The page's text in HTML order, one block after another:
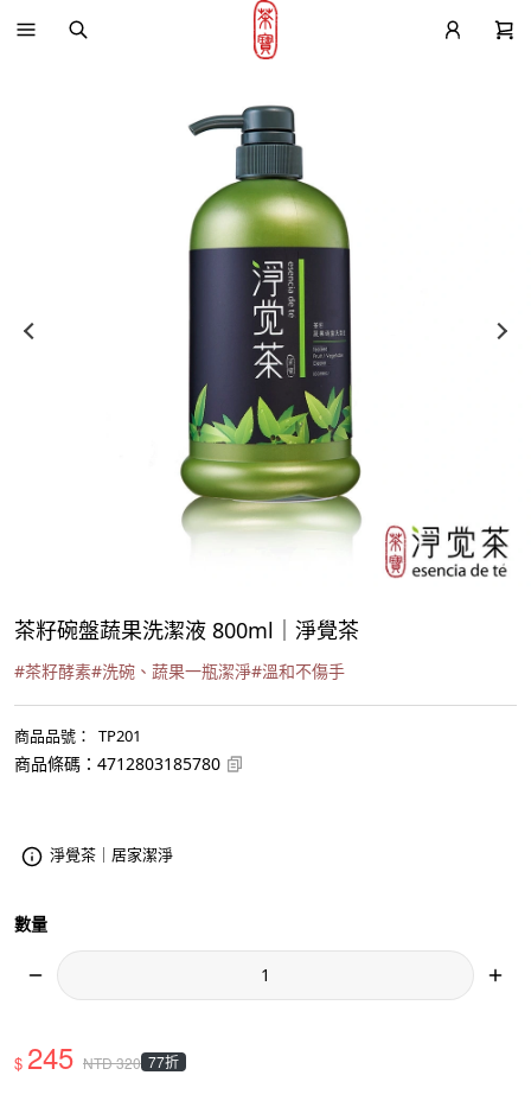
茶籽碗盤蔬果洗潔液 800ml｜淨覺茶
#茶籽酵素#洗碗、蔬果一瓶潔淨#溫和不傷手
商品品號 ： TP201
商品條碼 ： 4712803185780
淨覺茶｜居家潔淨
數量
$ 245 NTD320 77折